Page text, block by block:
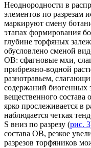
Неоднородности в
элементов по разрезам
маркируют смену
этапах формирования
глубине торфяных
обусловлено сменой
ОВ: сфагновые мхи,
прибрежно-водной
разнотравьем,
содержаний биогенных
вещественного состава
ярко прослеживается в
наблюдается четкая
S вниз по разрезу (рис. 3
состава ОВ, резкое
разрезов торфяников